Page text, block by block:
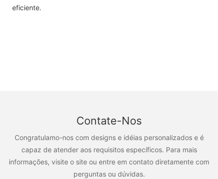
eficiente.
Contate-Nos
Congratulamo-nos com designs e idéias personalizados e é
capaz de atender aos requisitos específicos. Para mais
informações, visite o site ou entre em contato diretamente com
perguntas ou dúvidas.